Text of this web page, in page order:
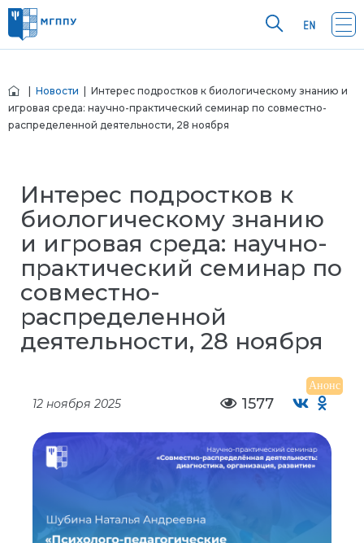
Новости | Интерес подростков к биологическому знанию и
игровая среда: научно-практический семинар по совместно-
распределенной деятельности, 28 ноября
Интерес подростков к
биологическому знанию
и игровая среда: научно-
практический семинар по
совместно-
распределенной
деятельности, 28 ноября
Анонс
12 ноября 2025 1577